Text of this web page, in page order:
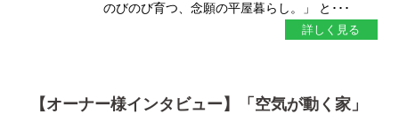
のびのび育つ、念願の平屋暮らし。」 と･･･
詳しく見る
【オーナー様インタビュー】「空気が動く家」